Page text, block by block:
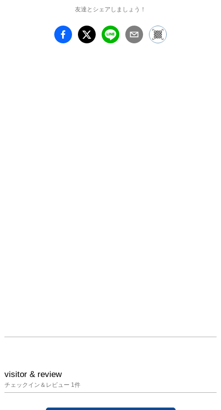
山も枚挙にいとまがない
山は象徴的な山であり、
二つとない「不二」の当
山大観から現役の画家ま
で、花や雲や湖を合わせ
て描いた富士山の絵画を
集めました。
友達とシェアしましょう！
visitor & review
チェックイン＆レビュー 1件